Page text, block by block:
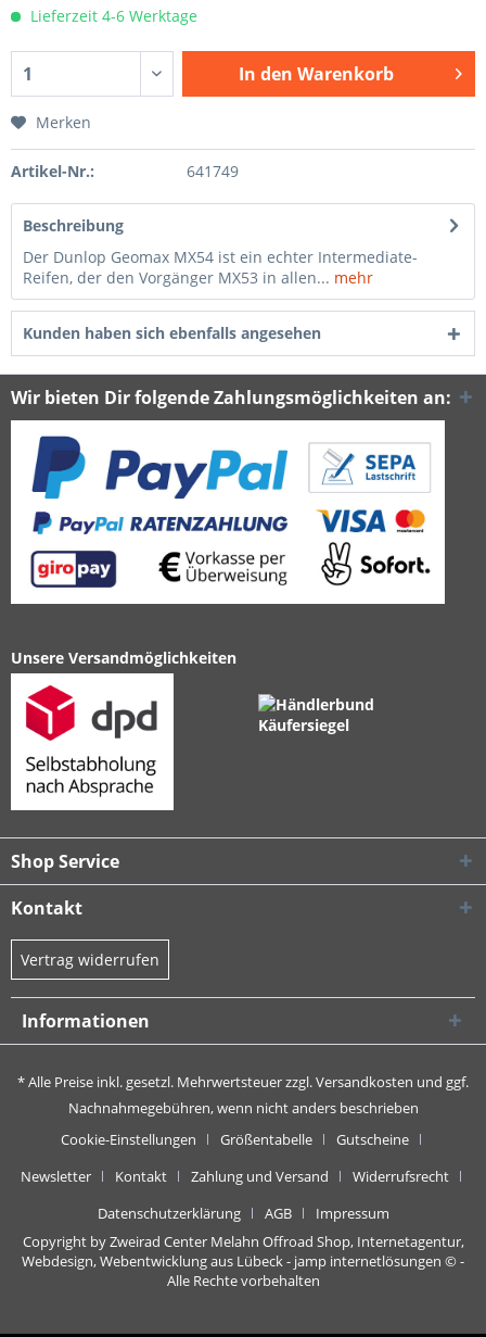
Lieferzeit 4-6 Werktage
In den Warenkorb
Merken
Artikel-Nr.: 641749
Beschreibung
Der Dunlop Geomax MX54 ist ein echter Intermediate-
Reifen, der den Vorgänger MX53 in allen... mehr
Kunden haben sich ebenfalls angesehen
Wir bieten Dir folgende Zahlungsmöglichkeiten an:
Unsere Versandmöglichkeiten
Shop Service
Kontakt
Vertrag widerrufen
Informationen
* Alle Preise inkl. gesetzl. Mehrwertsteuer zzgl.Versandkosten und ggf.
Nachnahmegebühren, wenn nicht anders beschrieben
Cookie-Einstellungen
Größentabelle
Gutscheine
Newsletter
Kontakt Zahlung und Versand
Widerrufsrecht
Datenschutzerklärung
AGB
Impressum
Copyright by Zweirad Center Melahn Offroad Shop, Internetagentur,
Webdesign, Webentwicklung aus Lübeck - jamp internetlösungen © -
Alle Rechte vorbehalten